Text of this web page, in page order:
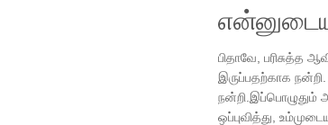
பிதாவே, பரிசுத்த
இருப்பதற்காக
நன்றி.இப்பொழுதும்
ஒப்புவித்து,